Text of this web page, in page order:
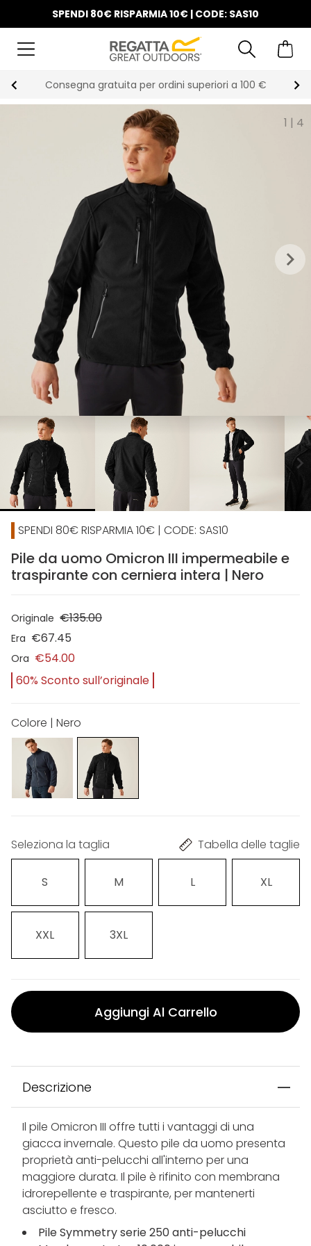
SPENDI 80€ RISPARMIA 10€ | CODE: SAS10
Consegna gratuita per ordini superiori a 100 €
1 | 4
keyboard_arrow_right
chevron_right
SPENDI 80€ RISPARMIA 10€ | CODE: SAS10
Pile da uomo Omicron III impermeabile e
traspirante con cerniera intera | Nero
Originale €135.00
Era €67.45
Ora €54.00
60% Sconto sull’originale
Colore | Nero
Seleziona la taglia Tabella delle taglie
S M L XL
XXL 3XL
Aggiungi Al Carrello
Descrizione
Il pile Omicron III offre tutti i vantaggi di una
giacca invernale. Questo pile da uomo presenta
proprietà anti-pelucchi all'interno per una
maggiore durata. Il pile è rifinito con membrana
idrorepellente e traspirante, per mantenerti
asciutto e fresco.
Pile Symmetry serie 250 anti-pelucchi